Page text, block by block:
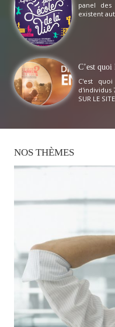
panel
existent
C’est
C'est
d'individus
SUR LE
NOS THÈMES